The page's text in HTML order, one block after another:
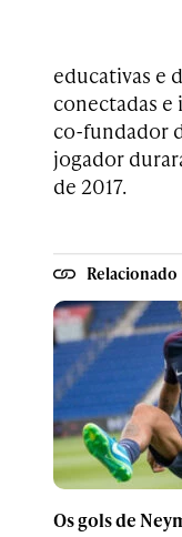
educativas e
conectadas e
co-fundador
jogador
de 2017.
Relacionado
Os gols de